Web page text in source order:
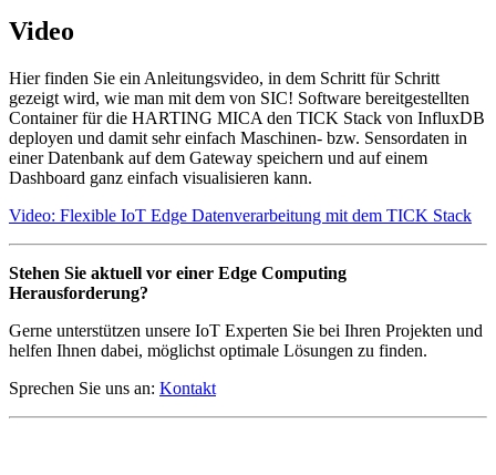
Video
Hier finden Sie ein Anleitungsvideo, in dem Schritt für Schritt
gezeigt wird, wie man mit dem von SIC! Software bereitgestellten
Container für die HARTING MICA den TICK Stack von InfluxDB
deployen und damit sehr einfach Maschinen- bzw. Sensordaten in
einer Datenbank auf dem Gateway speichern und auf einem
Dashboard ganz einfach visualisieren kann.
Video: Flexible IoT Edge Datenverarbeitung mit dem TICK Stack
Stehen Sie aktuell vor einer Edge Computing
Herausforderung?
Gerne unterstützen unsere IoT Experten Sie bei Ihren Projekten und
helfen Ihnen dabei, möglichst optimale Lösungen zu finden.
Sprechen Sie uns an: Kontakt